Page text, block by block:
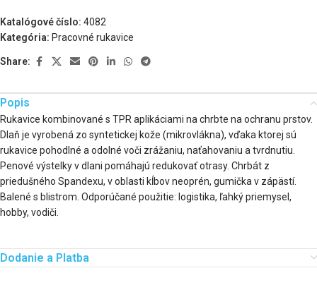
Katalógové číslo: 4082
Kategória: Pracovné rukavice
Share:
Popis
Rukavice kombinované s TPR aplikáciami na chrbte na ochranu prstov.
Dlaň je vyrobená zo syntetickej kože (mikrovlákna), vďaka ktorej sú
rukavice pohodlné a odolné voči zrážaniu, naťahovaniu a tvrdnutiu.
Penové výstelky v dlani pomáhajú redukovať otrasy. Chrbát z
priedušného Spandexu, v oblasti kĺbov neoprén, gumička v zápästí.
Balené s blistrom. Odporúčané použitie: logistika, ľahký priemysel,
hobby, vodiči.
Dodanie a Platba